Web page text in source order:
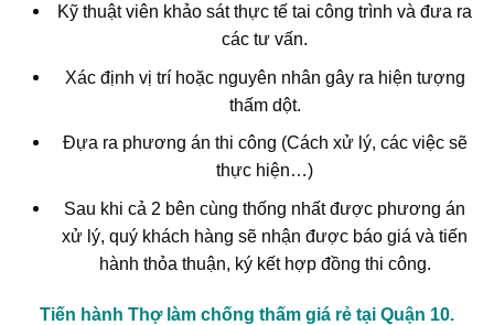
Kỹ thuật viên khảo sát thực tế tai công trình và đưa ra
các tư vấn.
Xác định vị trí hoặc nguyên nhân gây ra hiện tượng
thấm dột.
Đựa ra phương án thi công (Cách xử lý, các việc sẽ
thực hiện…)
Sau khi cả 2 bên cùng thống nhất được phương án
xử lý, quý khách hàng sẽ nhận được báo giá và tiến
hành thỏa thuận, ký kết hợp đồng thi công.
Tiến hành Thợ làm chống thấm giá rẻ tại Quận 10.